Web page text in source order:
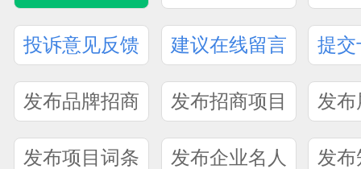
投诉意见反馈 建议在线留言 提交
发布品牌招商 发布招商项目 发
发布项目词条 发布企业名人 发